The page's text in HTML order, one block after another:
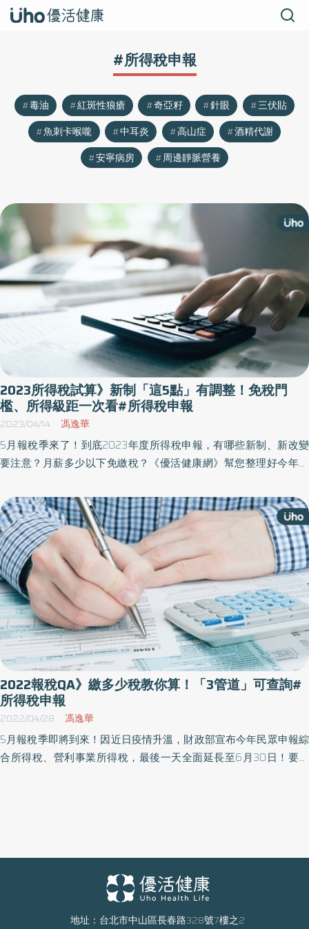
#所得稅申報
毒油 紅斑性狼瘡 奇亞籽 針眼
三伏貼
魚刺卡喉嚨
中耳炎 高山症
酒精代謝
安寧病房
周邊靜脈營養
2023所得稅試算》新制「這5點」有調整！免稅門
檻、所得級距一次看#所得稅申報
2023/04/14 馮逸華
5月報稅季來了！到底2023年度所得稅申報，有哪些新制、新改變
要注意？月薪多少以下免繳稅？《優活健康網》幫您整理好今年申
稅小技巧，讓您報稅一篇文章全看懂！
2022報稅QA》繳多少稅教你算！「3管道」可查詢#
所得稅申報
2022/04/28 馮逸華
5月報稅季即將到來！因近日疫情升溫，財政部宣布今年民眾申報綜
合所得稅、營利事業所得稅，最後一天全面延長至6月30日！要繳
地址：台北市中山區長春路328號7樓之2